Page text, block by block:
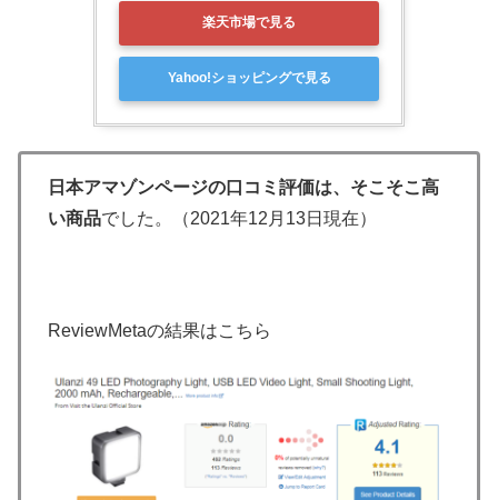
楽天市場で見る
Yahoo!ショッピングで見る
日本アマゾンページの口コミ評価は、そこそこ高
い商品でした。（2021年12月13日現在）
ReviewMetaの結果はこちら